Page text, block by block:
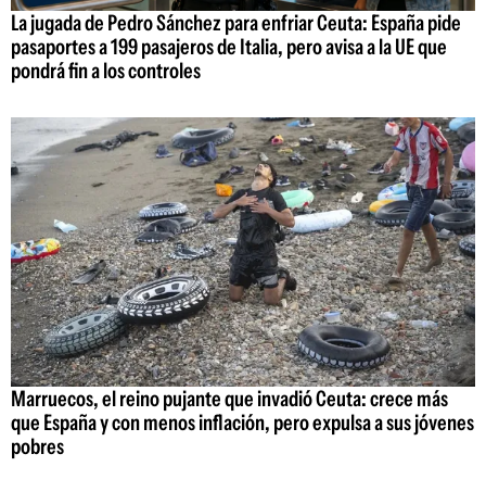
La jugada de Pedro Sánchez para enfriar Ceuta: España pide
pasaportes a 199 pasajeros de Italia, pero avisa a la UE que
pondrá fin a los controles
Marruecos, el reino pujante que invadió Ceuta: crece más
que España y con menos inflación, pero expulsa a sus jóvenes
pobres